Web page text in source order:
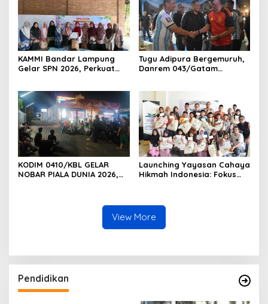
KAMMI Bandar Lampung
Gelar SPN 2026, Perkuat
Tugu Adipura Bergemuruh,
Danrem 043/Gatam
2026
KODIM 0410/KBL GELAR
NOBAR PIALA DUNIA 2026,
Launching Yayasan Cahaya
Hikmah Indonesia: Fokus
View More
Pendidikan